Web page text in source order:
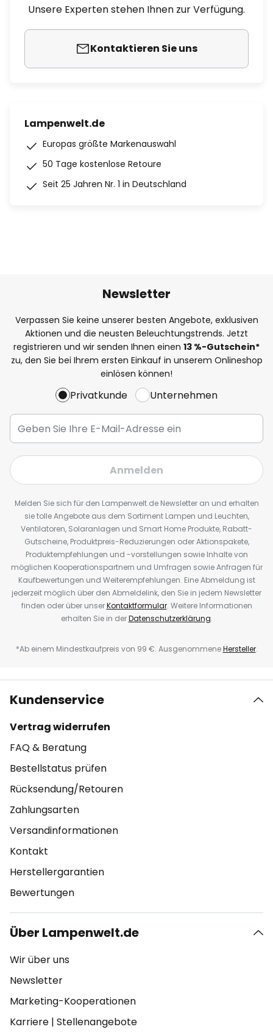
Unsere Experten stehen Ihnen zur Verfügung.
Kontaktieren Sie uns
Lampenwelt.de
Europas größte Markenauswahl
50 Tage kostenlose Retoure
Seit 25 Jahren Nr. 1 in Deutschland
Newsletter
Verpassen Sie keine unserer besten Angebote, exklusiven
Aktionen und die neusten Beleuchtungstrends. Jetzt
registrieren und wir senden Ihnen einen 13 %-Gutschein*
zu, den Sie bei Ihrem ersten Einkauf in unserem Onlineshop
einlösen können!
Privatkunde Unternehmen
Anmelden
Melden Sie sich für den Lampenwelt.de Newsletter an und erhalten
sie tolle Angebote aus dem Sortiment Lampen und Leuchten,
Ventilatoren, Solaranlagen und Smart Home Produkte, Rabatt-
Gutscheine, Produktpreis-Reduzierungen oder Aktionspakete,
Produktempfehlungen und -vorstellungen sowie Inhalte von
möglichen Kooperationspartnern und Umfragen sowie Anfragen für
Kaufbewertungen und Weiterempfehlungen. Eine Abmeldung ist
jederzeit möglich über den Abmeldelink, den Sie in jedem Newsletter
finden oder über unserKontaktformular. Weitere Informationen
erhalten Sie in derDatenschutzerklärung.
*Ab einem Mindestkaufpreis von 99 €. AusgenommeneHersteller.
Kundenservice
Vertrag widerrufen
FAQ & Beratung
Bestellstatus prüfen
Rücksendung/Retouren
Zahlungsarten
Versandinformationen
Kontakt
Herstellergarantien
Bewertungen
Über Lampenwelt.de
Wir über uns
Newsletter
Marketing-Kooperationen
Karriere | Stellenangebote